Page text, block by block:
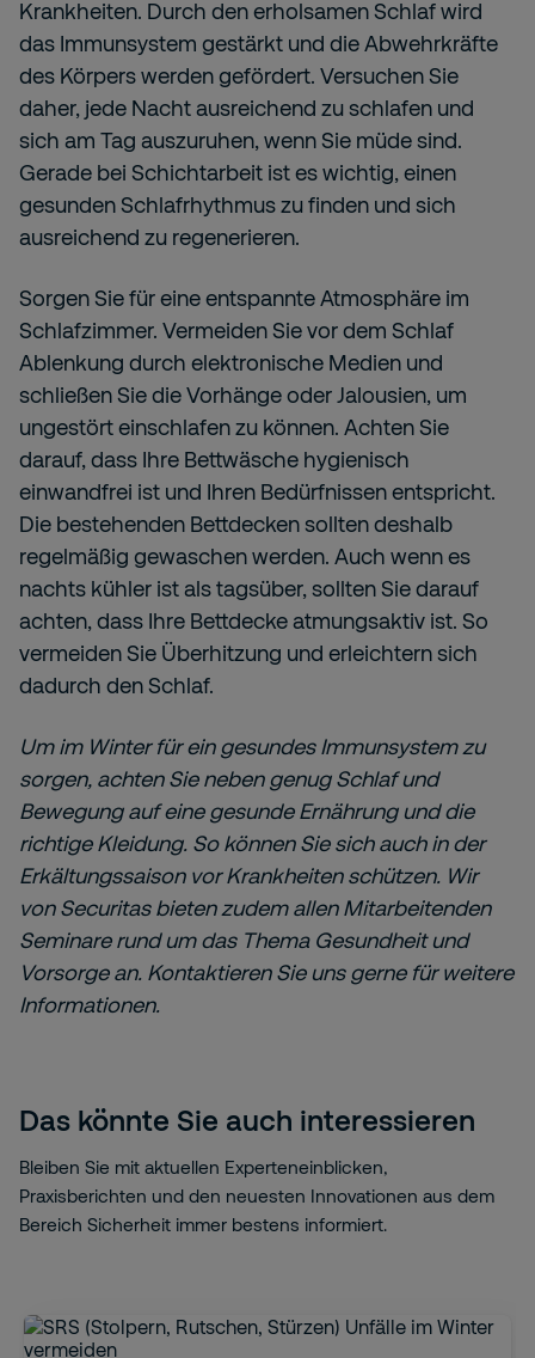
Krankheiten. Durch den erholsamen Schlaf wird
das Immunsystem gestärkt und die Abwehrkräfte
des Körpers werden gefördert. Versuchen Sie
daher, jede Nacht ausreichend zu schlafen und
sich am Tag auszuruhen, wenn Sie müde sind.
Gerade bei Schichtarbeit ist es wichtig, einen
gesunden Schlafrhythmus zu finden und sich
ausreichend zu regenerieren.
Sorgen Sie für eine entspannte Atmosphäre im
Schlafzimmer. Vermeiden Sie vor dem Schlaf
Ablenkung durch elektronische Medien und
schließen Sie die Vorhänge oder Jalousien, um
ungestört einschlafen zu können. Achten Sie
darauf, dass Ihre Bettwäsche hygienisch
einwandfrei ist und Ihren Bedürfnissen entspricht.
Die bestehenden Bettdecken sollten deshalb
regelmäßig gewaschen werden. Auch wenn es
nachts kühler ist als tagsüber, sollten Sie darauf
achten, dass Ihre Bettdecke atmungsaktiv ist. So
vermeiden Sie Überhitzung und erleichtern sich
dadurch den Schlaf.
Um im Winter für ein gesundes Immunsystem zu
sorgen, achten Sie neben genug Schlaf und
Bewegung auf eine gesunde Ernährung und die
richtige Kleidung. So können Sie sich auch in der
Erkältungssaison vor Krankheiten schützen. Wir
von Securitas bieten zudem allen Mitarbeitenden
Seminare rund um das Thema Gesundheit und
Vorsorge an. Kontaktieren Sie uns gerne für weitere
Informationen.
Das könnte Sie auch interessieren
Bleiben Sie mit aktuellen Experteneinblicken,
Praxisberichten und den neuesten Innovationen aus dem
Bereich Sicherheit immer bestens informiert.